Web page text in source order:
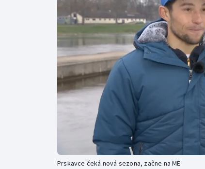
Curling
Dostihy
Florbal
Futsal
Gymnastika
Prskavce čeká nová sezona, začne na ME